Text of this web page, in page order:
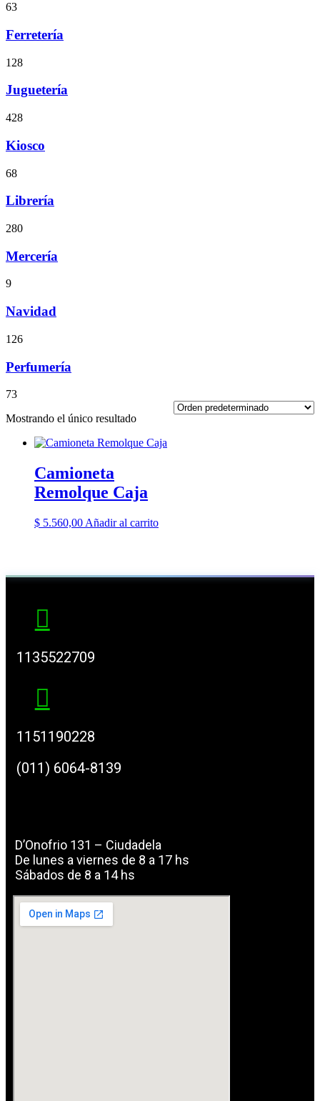
63
Ferretería
128
Juguetería
428
Kiosco
68
Librería
280
Mercería
9
Navidad
126
Perfumería
73
Mostrando el único resultado
Camioneta
Remolque Caja
$ 5.560,00 Añadir al carrito
1135522709
1151190228
(011) 6064-8139
D’Onofrio 131 – Ciudadela
De lunes a viernes de 8 a 17 hs
Sábados de 8 a 14 hs